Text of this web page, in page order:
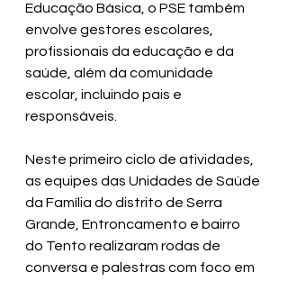
Educação Básica, o PSE também
envolve gestores escolares,
profissionais da educação e da
saúde, além da comunidade
escolar, incluindo pais e
responsáveis.
Neste primeiro ciclo de atividades,
as equipes das Unidades de Saúde
da Família do distrito de Serra
Grande, Entroncamento e bairro
do Tento realizaram rodas de
conversa e palestras com foco em